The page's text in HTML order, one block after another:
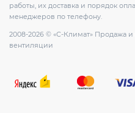
работы, их доставка и порядок
менеджеров по телефону.
2008-2026 © «С-Климат» Продажа
вентиляции